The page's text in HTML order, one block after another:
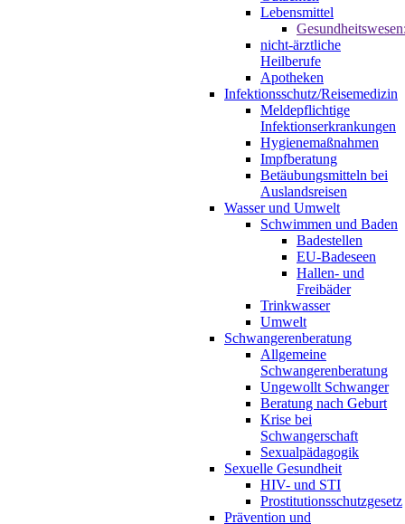
Lebensmittel
nicht-ärztliche
Heilberufe
Apotheken
Infektionsschutz/Reisemedizin
Meldepflichtige
Infektionserkrankungen
Hygienemaßnahmen
Impfberatung
Betäubungsmitteln bei
Auslandsreisen
Wasser und Umwelt
Schwimmen und Baden
Badestellen
EU-Badeseen
Hallen- und
Freibäder
Trinkwasser
Umwelt
Schwangerenberatung
Allgemeine
Schwangerenberatung
Ungewollt Schwanger
Beratung nach Geburt
Krise bei
Schwangerschaft
Sexualpädagogik
Sexuelle Gesundheit
HIV- und STI
Prostitutionsschutzgesetz
Prävention und